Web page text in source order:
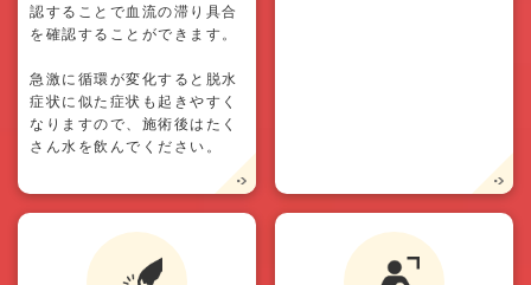
認することで血流の滞り具合
を確認することができます。
急激に循環が変化すると脱水
症状に似た症状も起きやすく
なりますので、施術後はたく
さん水を飲んでください。